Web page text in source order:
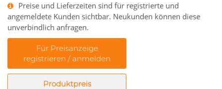
Preise und Lieferzeiten sind für registrierte und
angemeldete Kunden sichtbar. Neukunden können diese
unverbindlich anfragen.
Für Preisanzeige
registrieren / anmelden
Produktpreis